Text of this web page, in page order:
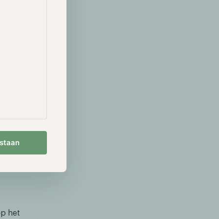
een rits aan
Dit
de activa
of
het